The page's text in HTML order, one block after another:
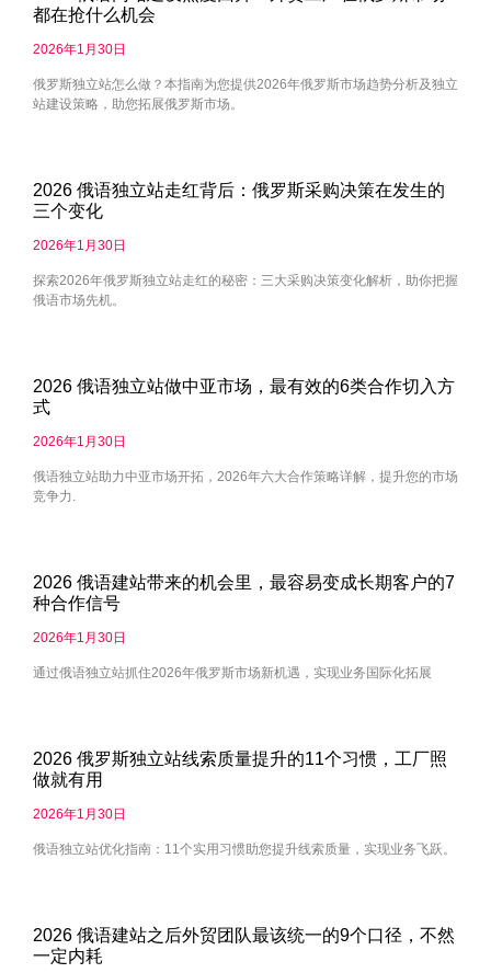
都在抢什么机会
2026年1月30日
俄罗斯独立站怎么做？本指南为您提供2026年俄罗斯市场趋势分析及独立
站建设策略，助您拓展俄罗斯市场。
2026 俄语独立站走红背后：俄罗斯采购决策在发生的
三个变化
2026年1月30日
探索2026年俄罗斯独立站走红的秘密：三大采购决策变化解析，助你把握
俄语市场先机。
2026 俄语独立站做中亚市场，最有效的6类合作切入方
式
2026年1月30日
俄语独立站助力中亚市场开拓，2026年六大合作策略详解，提升您的市场
竞争力.
2026 俄语建站带来的机会里，最容易变成长期客户的7
种合作信号
2026年1月30日
通过俄语独立站抓住2026年俄罗斯市场新机遇，实现业务国际化拓展
2026 俄罗斯独立站线索质量提升的11个习惯，工厂照
做就有用
2026年1月30日
俄语独立站优化指南：11个实用习惯助您提升线索质量，实现业务飞跃。
2026 俄语建站之后外贸团队最该统一的9个口径，不然
一定内耗